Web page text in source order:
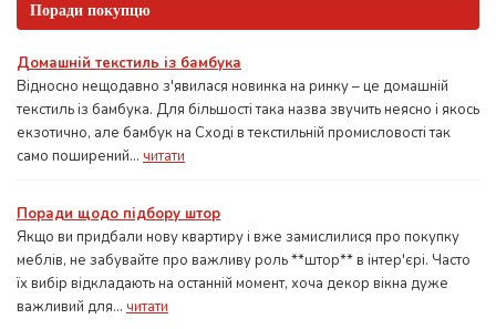
Поради покупцю
Домашній текстиль із бамбука
Відносно нещодавно з'явилася новинка на ринку – це домашній
текстиль із бамбука. Для більшості така назва звучить неясно і якось
екзотично, але бамбук на Сході в текстильній промисловості так
само поширений... читати
Поради щодо підбору штор
Якщо ви придбали нову квартиру і вже замислилися про покупку
меблів, не забувайте про важливу роль **штор** в інтер'єрі. Часто
їх вибір відкладають на останній момент, хоча декор вікна дуже
важливий для... читати